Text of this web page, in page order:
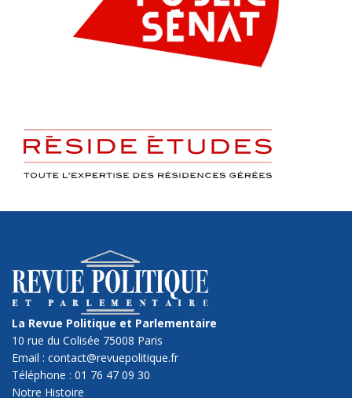
La Revue Politique et Parlementaire
10 rue du Colisée 75008 Paris
Email : contact@revuepolitique.fr
Téléphone : 01 76 47 09 30
Notre Histoire